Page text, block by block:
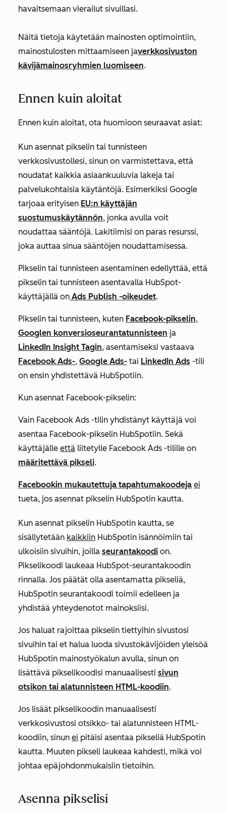
havaitsemaan vierailut sivuillasi.
Näitä tietoja käytetään mainosten optimointiin,
mainostulosten mittaamiseen javerkkosivuston
kävijämainosryhmien luomiseen.
Ennen kuin aloitat
Ennen kuin aloitat, ota huomioon seuraavat asiat:
Kun asennat pikselin tai tunnisteen
verkkosivustollesi, sinun on varmistettava, että
noudatat kaikkia asiaankuuluvia lakeja tai
palvelukohtaisia käytäntöjä. Esimerkiksi Google
tarjoaa erityisen EU:n käyttäjän
suostumuskäytännön, jonka avulla voit
noudattaa sääntöjä. Lakitiimisi on paras resurssi,
joka auttaa sinua sääntöjen noudattamisessa.
Pikselin tai tunnisteen asentaminen edellyttää, että
pikselin tai tunnisteen asentavalla HubSpot-
käyttäjällä on Ads Publish -oikeudet.
Pikselin tai tunnisteen, kuten Facebook-pikselin,
Googlen konversioseurantatunnisteen ja
LinkedIn Insight Tagin, asentamiseksi vastaava
Facebook Ads-, Google Ads- tai LinkedIn Ads -tili
on ensin yhdistettävä HubSpotiin.
Kun asennat Facebook-pikselin:
Vain Facebook Ads -tilin yhdistänyt käyttäjä voi
asentaa Facebook-pikselin HubSpotiin. Sekä
käyttäjälle että liitetylle Facebook Ads -tilille on
määritettävä pikseli.
Facebookin mukautettuja tapahtumakoodeja ei
tueta, jos asennat pikselin HubSpotin kautta.
Kun asennat pikselin HubSpotin kautta, se
sisällytetään kaikkiin HubSpotin isännöimiin tai
ulkoisiin sivuihin, joilla seurantakoodi on.
Pikselikoodi laukeaa HubSpot-seurantakoodin
rinnalla. Jos päätät olla asentamatta pikseliä,
HubSpotin seurantakoodi toimii edelleen ja
yhdistää yhteydenotot mainoksiisi.
Jos haluat rajoittaa pikselin tiettyihin sivustosi
sivuihin tai et halua luoda sivustokävijöiden yleisöä
HubSpotin mainostyökalun avulla, sinun on
lisättävä pikselikoodisi manuaalisesti sivun
otsikon tai alatunnisteen HTML-koodiin.
Jos lisäät pikselikoodin manuaalisesti
verkkosivustosi otsikko- tai alatunnisteen HTML-
koodiin, sinun ei pitäisi asentaa pikseliä HubSpotin
kautta. Muuten pikseli laukeaa kahdesti, mikä voi
johtaa epäjohdonmukaisiin tietoihin.
Asenna pikselisi